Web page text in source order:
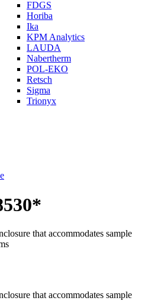
FDGS
Horiba
Ika
KPM Analytics
LAUDA
Nabertherm
POL-EKO
Retsch
Sigma
Trionyx
that accommodates sample
that accommodates sample